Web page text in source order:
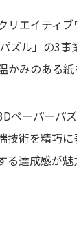
リエイティ
ズル」の3
みのある紙
ペーパーパ
術を精巧
達成感が